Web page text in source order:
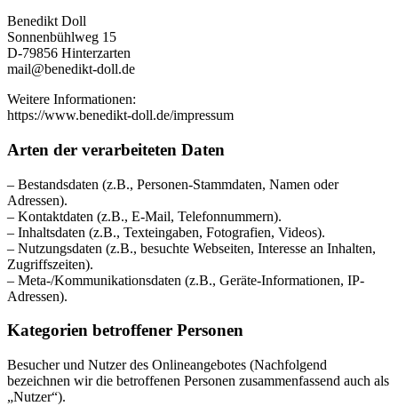
Benedikt Doll
Sonnenbühlweg 15
D-79856 Hinterzarten
mail@benedikt-doll.de
Weitere Informationen:
https://www.benedikt-doll.de/impressum
Arten der verarbeiteten Daten
– Bestandsdaten (z.B., Personen-Stammdaten, Namen oder
Adressen).
– Kontaktdaten (z.B., E-Mail, Telefonnummern).
– Inhaltsdaten (z.B., Texteingaben, Fotografien, Videos).
– Nutzungsdaten (z.B., besuchte Webseiten, Interesse an Inhalten,
Zugriffszeiten).
– Meta-/Kommunikationsdaten (z.B., Geräte-Informationen, IP-
Adressen).
Kategorien betroffener Personen
Besucher und Nutzer des Onlineangebotes (Nachfolgend
bezeichnen wir die betroffenen Personen zusammenfassend auch als
„Nutzer“).